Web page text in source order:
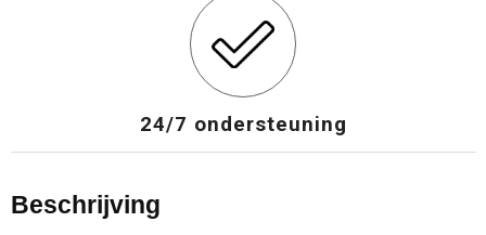
24/7 ondersteuning
Beschrijving